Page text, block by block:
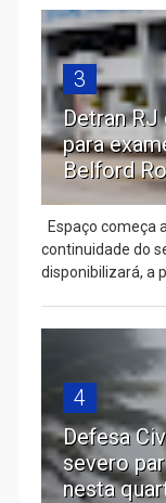
3
Detran RJ
para
Belford
Espaço começa
continuidade do
disponibilizará, a
4
Defesa
severo
nesta